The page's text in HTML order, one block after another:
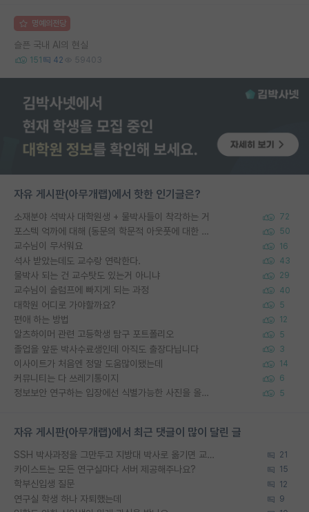
명예의전당
슬픈 국내 AI의 현실
151 42 59403
자유 게시판(아무개랩)에서 핫한 인기글은?
소재분야 석박사 대학원생 + 물박사들이 착각하는 거 72
포스텍 억까에 대해 (동문의 학문적 아웃풋에 대한 반박) 50
교수님이 무서워요 16
석사 받았는데도 교수랑 연락한다. 43
물박사 되는 건 교수탓도 있는거 아니냐 29
교수님이 슬럼프에 빠지게 되는 과정 40
대학원 어디로 가야할까요? 5
편애 하는 방법 12
알츠하이머 관련 고등학생 탐구 포트폴리오 5
졸업을 앞둔 박사수료생인데 아직도 출장다닙니다 3
이사이트가 처음엔 정말 도움많이됐는데 14
커뮤니티는 다 쓰레기통이지 6
정보보안 연구하는 입장에선 식별가능한 사진을 올리는건 비추이긴함 5
자유 게시판(아무개랩)에서 최근 댓글이 많이 달린 글
SSH 박사과정을 그만두고 지방대 박사로 옮기면 교수의 꿈은 끝일까요? 21
카이스트는 모든 연구실마다 서버 제공해주나요? 15
학부신입생 질문 12
연구실 학생 하나 자퇴했는데 9